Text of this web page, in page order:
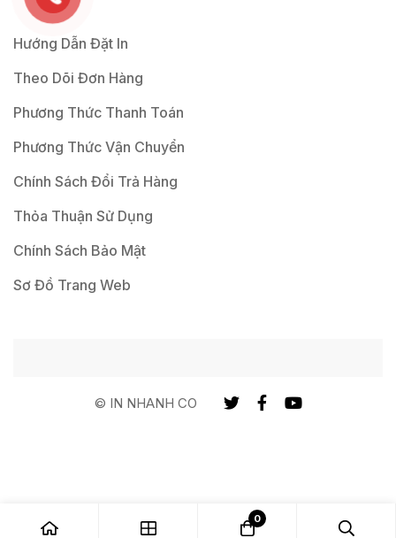
Hướng Dẫn Đặt In
Theo Dõi Đơn Hàng
Phương Thức Thanh Toán
Phương Thức Vận Chuyển
Chính Sách Đổi Trả Hàng
Thỏa Thuận Sử Dụng
Chính Sách Bảo Mật
Sơ Đồ Trang Web
© IN NHANH CO
0